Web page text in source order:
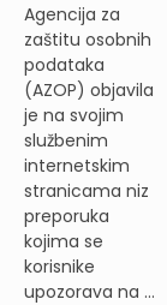
Agencija za
zaštitu osobnih
podataka
(AZOP) objavila
je na svojim
službenim
internetskim
stranicama niz
preporuka
kojima se
korisnike
upozorava na ...